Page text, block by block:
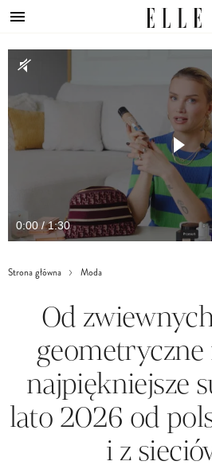
0:00 / 1:30
Strona główna Moda
Od
najpiękniejsze
lato 2026 od
i z